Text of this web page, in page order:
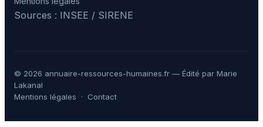
Sources : INSEE / SIRENE
© 2026 annuaire-ressources-humaines.fr — Édité par Marie
Lakanal
Mentions légales · Contact